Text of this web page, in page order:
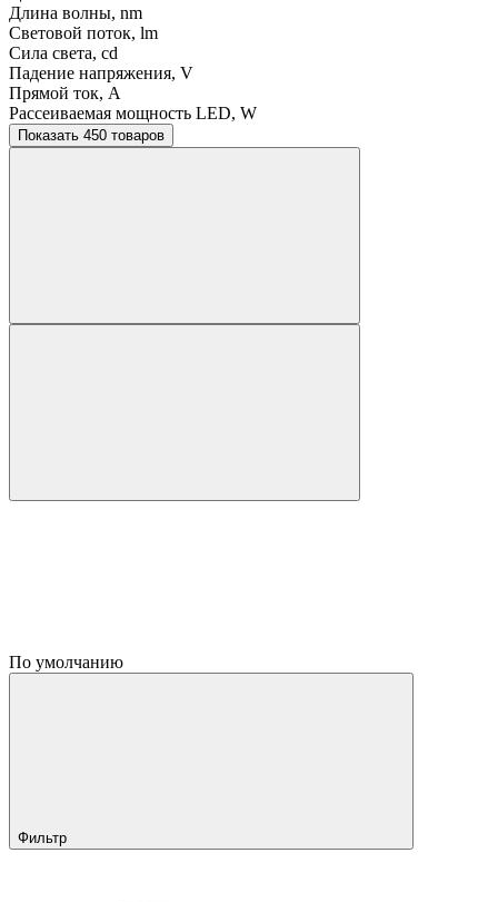
Длина волны, nm
Световой поток, lm
Сила света, cd
Падение напряжения, V
Прямой ток, A
Рассеиваемая мощность LED, W
Показать 450 товаров
По умолчанию
Фильтр